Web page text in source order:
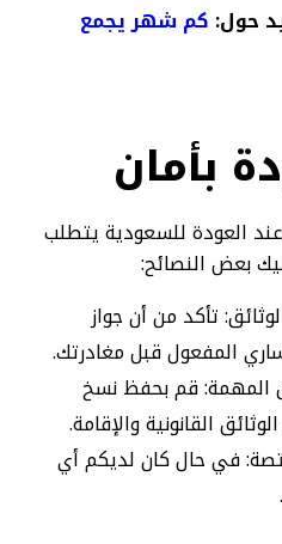
حول: كم شهر يجمع
بأمان
العودة للسعودية يتطلب
بعض النصائح:
تأكد من أن جواز
المفعول قبل مغادرتك.
المهمة: قم بحفظ نسخ
القانونية والإقامة.
في حال كان لديكم أي